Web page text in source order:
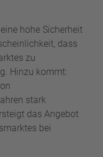
hohe Sicherheit
dass
zu
Hinzu kommt:
stark
das Angebot
bei